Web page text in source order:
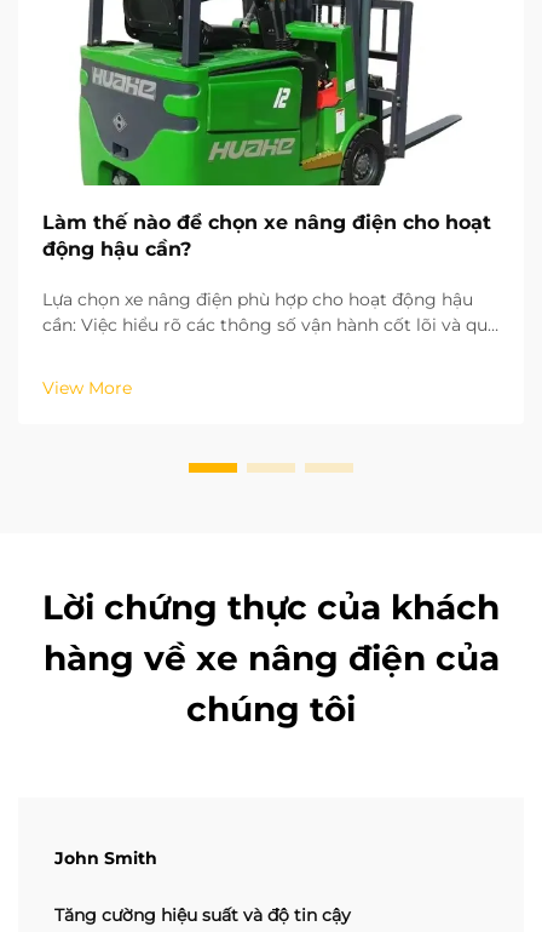
Làm thế nào để chọn xe nâng điện cho hoạt
động hậu cần?
Lựa chọn xe nâng điện phù hợp cho hoạt động hậu
cần: Việc hiểu rõ các thông số vận hành cốt lõi và quy
yếu tố then chốt để chọn đúng loại xe nâng điện. Dựa
trên tiêu chuẩn xe công nghiệp ISO, chiều cao nâng
View More
Lời chứng thực của khách
hàng về xe nâng điện của
chúng tôi
John Smith
Tăng cường hiệu suất và độ tin cậy